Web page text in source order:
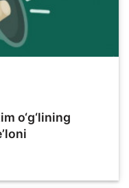
o‘g‘lining